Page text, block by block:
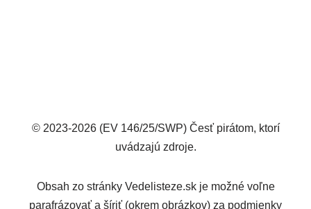
© 2023-2026 (EV 146/25/SWP) Česť pirátom, ktorí
uvádzajú zdroje.
Obsah zo stránky Vedelisteze.sk je možné voľne
parafrázovať a šíriť (okrem obrázkov) za podmienky